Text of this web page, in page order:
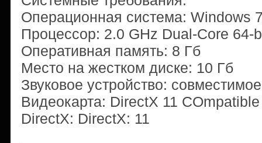
Операционная система: Windows
Процессор: 2.0 GHz Dual-Core 64-
Оперативная память: 8 Гб
Место на жестком диске: 10 Гб
Звуковое устройство:
Видеокарта: DirectX 11
DirectX: DirectX: 11